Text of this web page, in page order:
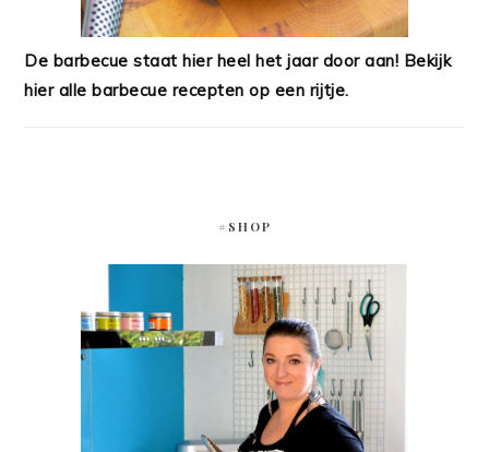
De barbecue staat hier heel het jaar door aan! Bekijk
hier alle barbecue recepten op een rijtje.
#SHOP